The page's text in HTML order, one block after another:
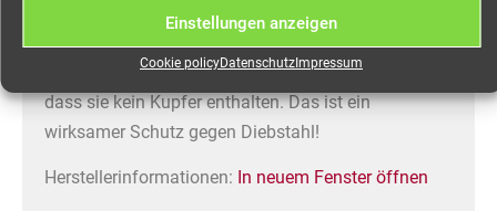
Einstellungen anzeigen
Cookie policyDatenschutz Impressum
ALUKAFLEX® – Leitungen werden mit einem
fortlaufenden Streifen und entsprechender
Bedruckung gekennzeichnet und signalisieren so,
dass sie kein Kupfer enthalten. Das ist ein
wirksamer Schutz gegen Diebstahl!
Herstellerinformationen: In neuem Fenster öffnen